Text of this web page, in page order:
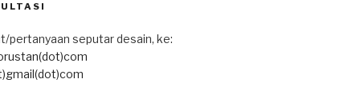
pertanyaan seputar desain, ke: